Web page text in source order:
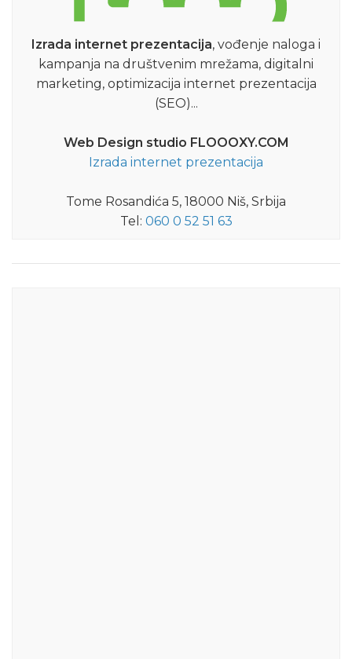
Izrada internet prezentacija, vođenje naloga i
kampanja na društvenim mrežama, digitalni
marketing, optimizacija internet prezentacija
(SEO)...
Web Design studio FLOOOXY.COM
Izrada internet prezentacija
Tome Rosandića 5, 18000 Niš, Srbija
Tel: 060 0 52 51 63